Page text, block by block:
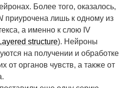
Более того, оказалось,
приурочена лишь к одному из
а именно к слою IV
structure). Нейроны
на получении и обработке
от органов чувств, а также от